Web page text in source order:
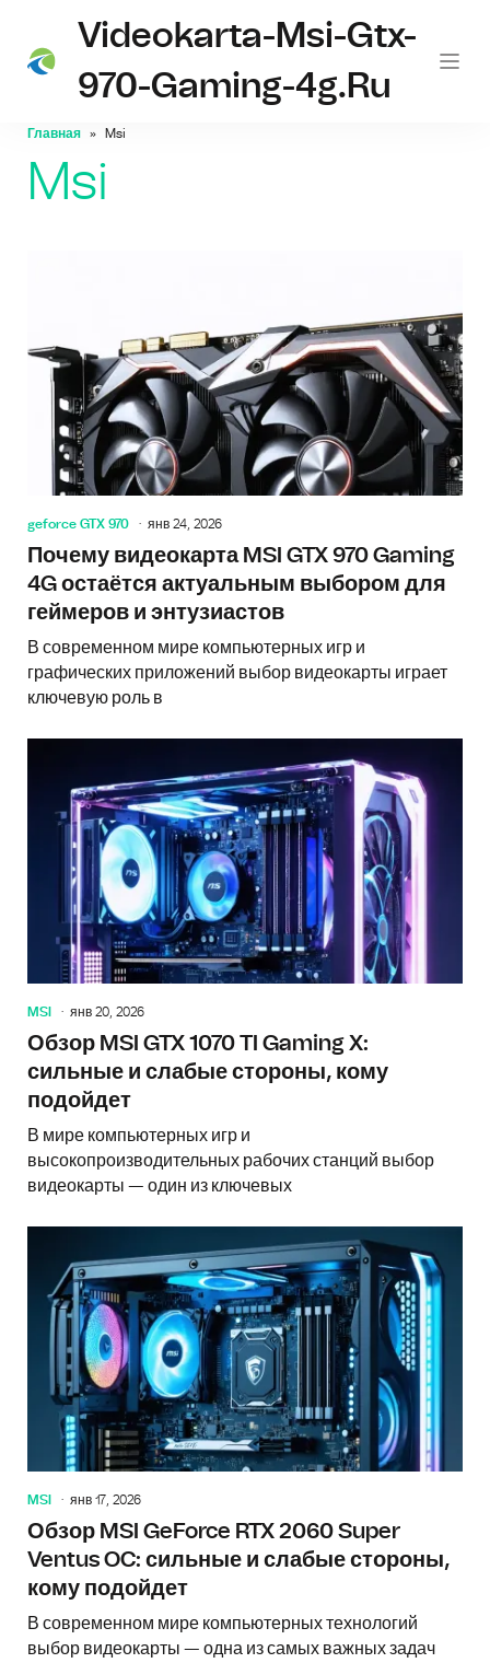
Videokarta-Msi-Gtx-
970-Gaming-4g.ru
Главная Msi
Msi
geforce GTX 970 янв 24, 2026
Почему видеокарта MSI GTX 970 Gaming
4G остаётся актуальным выбором для
геймеров и энтузиастов
В современном мире компьютерных игр и
графических приложений выбор видеокарты играет
ключевую роль в
MSI янв 20, 2026
Обзор MSI GTX 1070 TI Gaming X:
сильные и слабые стороны, кому
подойдет
В мире компьютерных игр и
высокопроизводительных рабочих станций выбор
видеокарты — один из ключевых
MSI янв 17, 2026
Обзор MSI GeForce RTX 2060 Super
Ventus OC: сильные и слабые стороны,
кому подойдет
В современном мире компьютерных технологий
выбор видеокарты — одна из самых важных задач